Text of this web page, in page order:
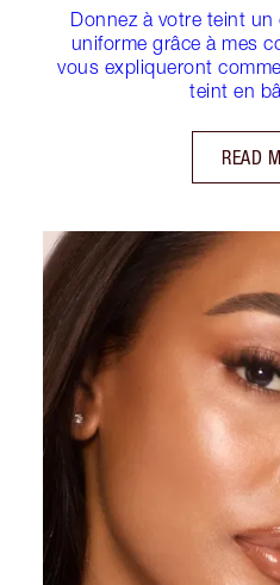
Donnez à votre teint
uniforme grâce à mes
vous expliqueront
teint en
READ